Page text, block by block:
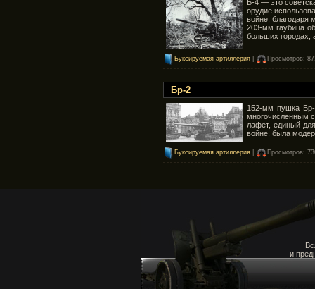
Б-4 — это
орудие
войне, благодаря
203-мм гаубица
больших городах,
Буксируемая артиллерия Просмотров:
Бр-2
152-мм пушка
многочисленным
лафет, единый
войне, была
Буксируемая артиллерия Просмотров:
и